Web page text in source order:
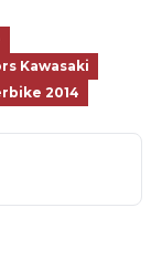
Kawasaki
2014